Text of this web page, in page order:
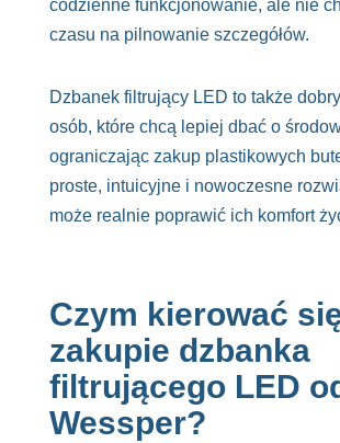
codzienne funkcjonowanie, ale nie
czasu na pilnowanie szczegółów.
Dzbanek filtrujący LED to także
osób, które chcą lepiej dbać o
ograniczając zakup plastikowych
proste, intuicyjne i nowoczesne
może realnie poprawić ich komfort
Czym kierować
zakupie dzbanka
filtrującego LED
Wessper?